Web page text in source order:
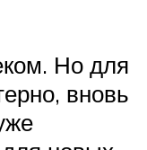
Но для
вновь